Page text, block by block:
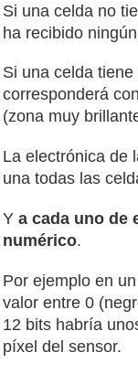
Si una celda no
ha recibido
Si una celda
corresponderá
(zona muy
La electrónica de
una todas las
Ya cada uno de
numérico.
Por ejemplo en
valor entre 0
12 bits habría
píxel del sensor.